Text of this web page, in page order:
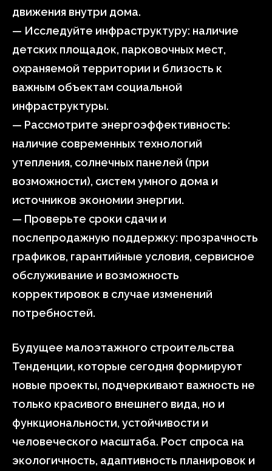
движения внутри дома.
— Исследуйте инфраструктуру: наличие
детских площадок, парковочных мест,
охраняемой территории и близость к
важным объектам социальной
инфраструктуры.
— Рассмотрите энергоэффективность:
наличие современных технологий
утепления, солнечных панелей (при
возможности), систем умного дома и
источников экономии энергии.
— Проверьте сроки сдачи и
послепродажную поддержку: прозрачность
графиков, гарантийные условия, сервисное
обслуживание и возможность
корректировок в случае изменений
потребностей.
Будущее малоэтажного строительства
Тенденции, которые сегодня формируют
новые проекты, подчеркивают важность не
только красивого внешнего вида, но и
функциональности, устойчивости и
человеческого масштаба. Рост спроса на
экологичность, адаптивность планировок и